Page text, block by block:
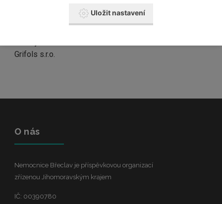
REKMA-Trading, spol s.r.o.
Grifols s.r.o.
O nás
Nemocnice Břeclav je příspěvkovou organizací
zřízenou Jihomoravským krajem
IČ: 00390780
Uložit nastavení